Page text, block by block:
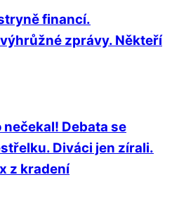
financí.
zprávy. Někteří
Debata se
Diváci jen zírali.
z kradení